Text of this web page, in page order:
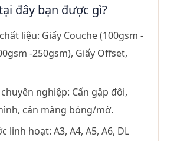
đây bạn được gì?
liệu: Giấy Couche (100gsm -
-250gsm), Giấy Offset,
nghiệp: Cấn gập đôi,
cán màng bóng/mờ.
linh hoạt: A3, A4, A5, A6, DL